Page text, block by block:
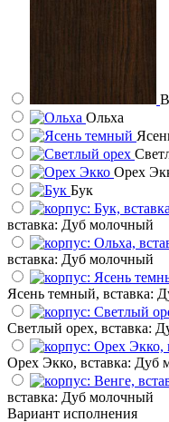
Ольха
Орех
Бук
вставка: Дуб молочный
вставка: Дуб молочный
Ясень темный, вставка:
Светлый орех, вставка:
Орех Экко, вставка: Дуб
вставка: Дуб молочный
Вариант исполнения